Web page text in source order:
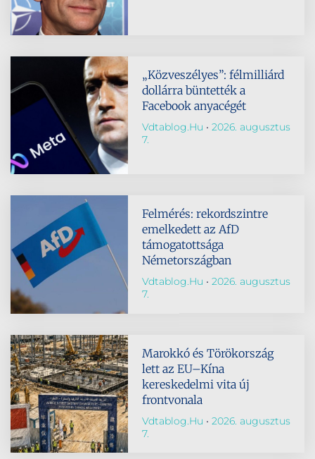
„Közveszélyes”: félmilliárd
dollárra büntették a
Facebook anyacégét
Vdtablog.hu
2026. augusztus
7.
Felmérés: rekordszintre
emelkedett az AfD
támogatottsága
Németországban
Vdtablog.hu
2026. augusztus
7.
Marokkó és Törökország
lett az EU–Kína
kereskedelmi vita új
frontvonala
Vdtablog.hu
2026. augusztus
7.